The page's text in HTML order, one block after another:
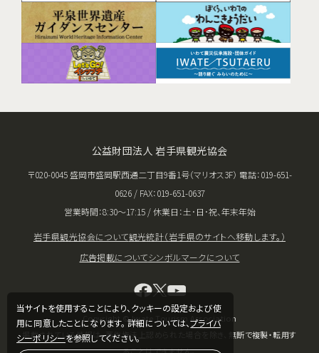
当サイトを使用することにより、クッキーの設定および使
用に同意したことになります。 詳細については、プライバ
シーポリシーを参照してください。
公益財団法人 岩手県観光協会
〒020-0045 盛岡市盛岡駅西通二丁目9番1号（マリオス3F） 電話：019-651-
0626 / FAX：019-651-0637
営業時間：8:30〜17:15 / 休業日：土･日･祝、年末年始
岩手県観光協会について観光統計（岩手県のサイトへ移動します。）
広告掲載についてシンボルマークについて
Copyright © Iwate Tourism Association
掲載されている情報は、著作権法上認められた場合を除き、無断で複製・転用す